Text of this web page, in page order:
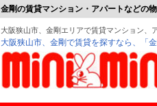
金剛の賃貸マンション・アパートなどの
大阪狭山市、金剛エリアで賃貸マンション、
大阪狭山市、金剛で賃貸を探すなら、「